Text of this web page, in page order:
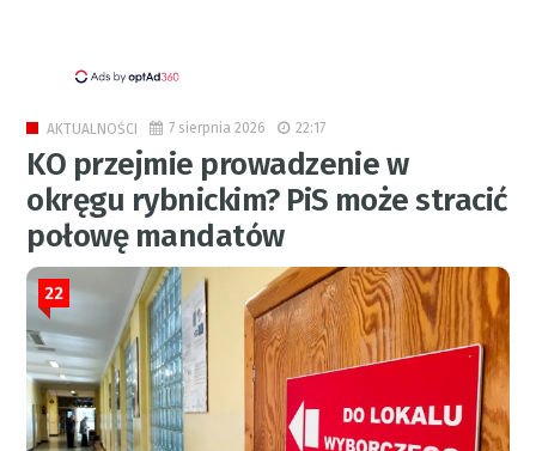
AKTUALNOŚCI 7 sierpnia 2026 22:17
KO przejmie prowadzenie w
okręgu rybnickim? PiS może stracić
połowę mandatów
22